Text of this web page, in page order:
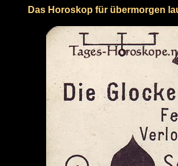
Das Horoskop für übermorgen